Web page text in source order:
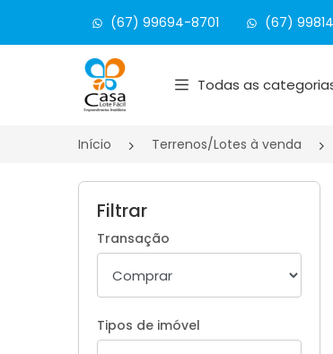
(67) 99694-8701 (67)
Página inicial
Todas as
Início Terrenos/Lotes à venda
Filtrar
Transação
Tipos de imóvel